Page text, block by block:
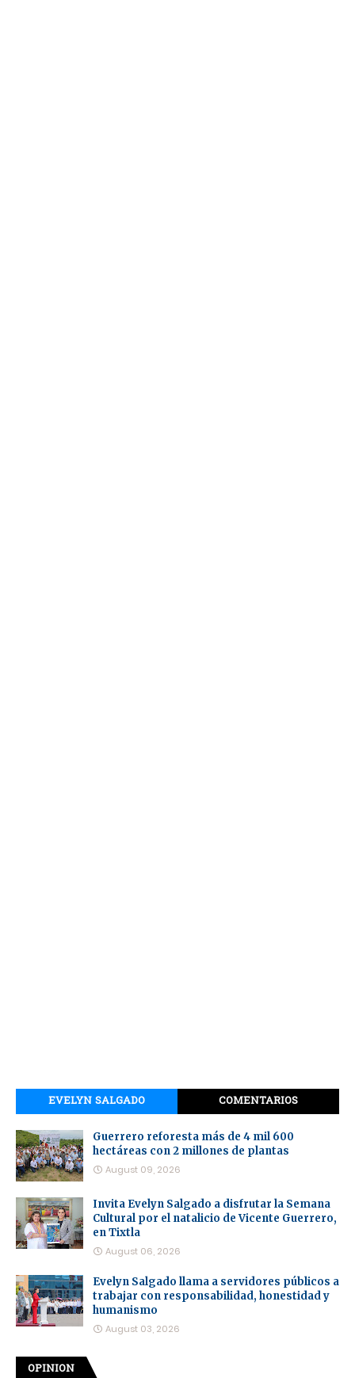
EVELYN SALGADO COMENTARIOS
Guerrero reforesta más de 4 mil 600
hectáreas con 2 millones de plantas
August 09, 2026
Invita Evelyn Salgado a disfrutar la Semana
Cultural por el natalicio de Vicente Guerrero,
en Tixtla
August 06, 2026
Evelyn Salgado llama a servidores públicos a
trabajar con responsabilidad, honestidad y
humanismo
August 03, 2026
OPINION